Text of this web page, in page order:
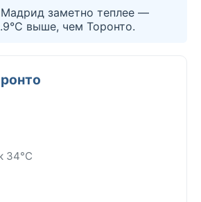
заметно теплее —
выше, чем Торонто.
34°C